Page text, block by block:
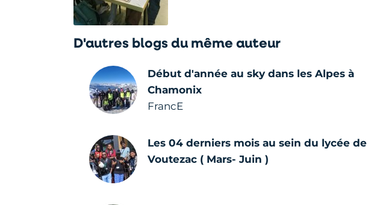
D'autres blogs du même auteur
Début d'année au sky dans les Alpes à
Chamonix
FrancE
Les 04 derniers mois au sein du lycée de
Voutezac ( Mars- Juin )